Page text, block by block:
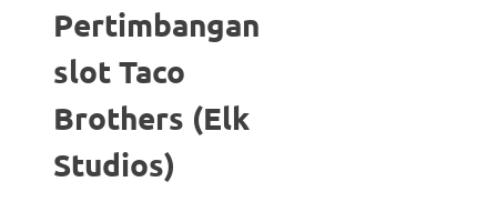
Pertimbangan
slot Taco
Brothers (Elk
Studios)